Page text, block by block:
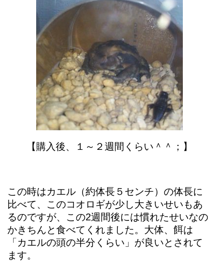
【購入後、１～２週間くらい＾＾；】
この時はカエル（約体長５センチ）の体長に
比べて、このコオロギが少し大きいせいもあ
るのですが、この2週間後には慣れたせいなの
かきちんと食べてくれました。大体、餌は
「カエルの頭の半分くらい」が良いとされて
ます。